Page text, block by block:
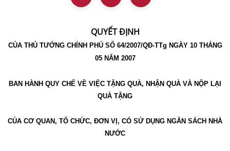
QUYẾT ĐỊNH
CỦA THỦ TƯỚNG CHÍNH PHỦ SỐ 64/2007/QĐ-TTg NGÀY 10 THÁNG
05 NĂM 2007
BAN HÀNH QUY CHẾ VỀ VIỆC TẶNG QUÀ, NHẬN QUÀ VÀ NỘP LẠI
QUÀ TẶNG
CỦA CƠ QUAN, TỔ CHỨC, ĐƠN VỊ, CÓ SỬ DỤNG NGÂN SÁCH NHÀ
NƯỚC